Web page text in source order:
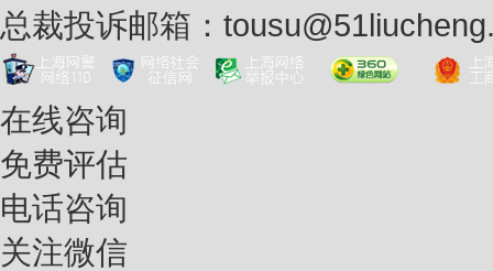
总裁投诉邮箱：
在线咨询
免费评估
电话咨询
关注微信